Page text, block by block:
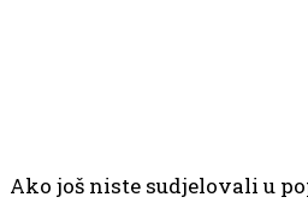
Ako još niste sudjelovali u